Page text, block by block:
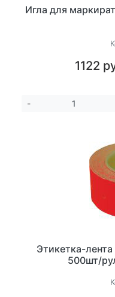
Игла для
1122
-
Этикетка-
500шт/